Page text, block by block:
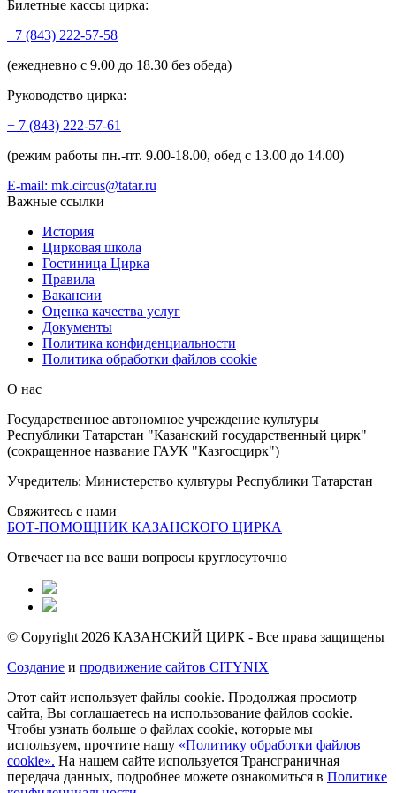
Билетные кассы цирка:
+7 (843) 222-57-58
(ежедневно с 9.00 до 18.30 без обеда)
Руководство цирка:
+ 7 (843) 222-57-61
(режим работы пн.-пт. 9.00-18.00, обед с 13.00 до 14.00)
E-mail: mk.circus@tatar.ru
Важные ссылки
История
Цирковая школа
Гостиница Цирка
Правила
Вакансии
Оценка качества услуг
Документы
Политика конфиденциальности
Политика обработки файлов cookie
О нас
Государственное автономное учреждение культуры
Республики Татарстан "Казанский государственный цирк"
(сокращенное название ГАУК "Казгосцирк")
Учредитель: Министерство культуры Республики Татарстан
Свяжитесь с нами
БОТ-ПОМОЩНИК КАЗАНСКОГО ЦИРКА
Отвечает на все ваши вопросы круглосуточно
© Copyright 2026 КАЗАНСКИЙ ЦИРК - Все права защищены
Создание и продвижение сайтов CITYNIX
Этот сайт использует файлы cookie. Продолжая просмотр
сайта, Вы соглашаетесь на использование файлов cookie.
Чтобы узнать больше о файлах cookie, которые мы
используем, прочтите нашу «Политику обработки файлов
cookie». На нашем сайте используется Трансграничная
передача данных, подробнее можете ознакомиться в Политике